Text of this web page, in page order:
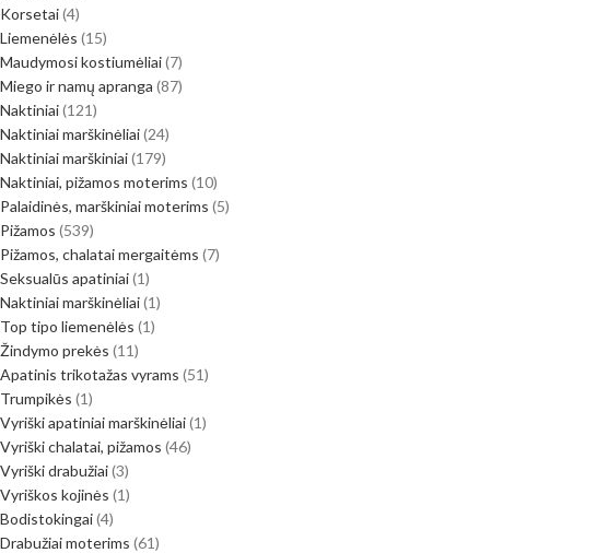
Korsetai 4
Liemenėlės 15
Maudymosi kostiumėliai 7
Miego ir namų apranga 87
Naktiniai 121
Naktiniai marškinėliai 24
Naktiniai marškiniai 179
Naktiniai, pižamos moterims 10
Palaidinės, marškiniai moterims 5
Pižamos 539
Pižamos, chalatai mergaitėms 7
Seksualūs apatiniai 1
Naktiniai marškinėliai 1
Top tipo liemenėlės 1
Žindymo prekės 11
Apatinis trikotažas vyrams 51
Trumpikės 1
Vyriški apatiniai marškinėliai 1
Vyriški chalatai, pižamos 46
Vyriški drabužiai 3
Vyriškos kojinės 1
Bodistokingai 4
Drabužiai moterims 61